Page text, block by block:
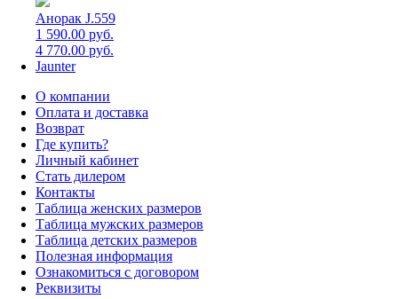
Анорак J.559
1 590.00 руб.
4 770.00 руб.
Jaunter
О компании
Оплата и доставка
Возврат
Где купить?
Личный кабинет
Стать дилером
Контакты
Таблица женских размеров
Таблица мужских размеров
Таблица детских размеров
Полезная информация
Ознакомиться с договором
Реквизиты